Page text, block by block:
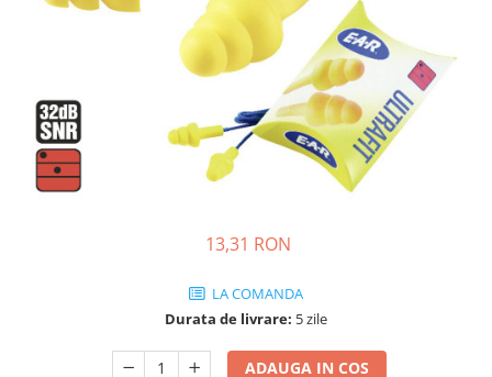
JACHETE DE LUCRU
PANTALONI DE LUCRU
INDUSTRIA ALIMENTARA
GENUNCHIERE
IMBRACAMINTE ANTICHIMICA |
13,31 RON
LA COMANDA
Durata de livrare: 5 zile
ADAUGA IN COS